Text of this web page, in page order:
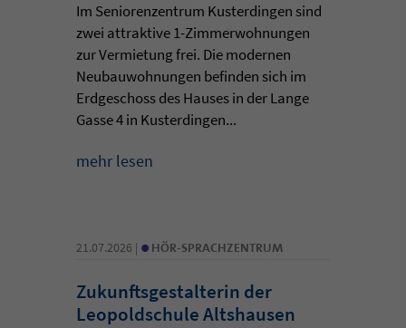
Im Seniorenzentrum Kusterdingen sind
zwei attraktive 1-Zimmerwohnungen
zur Vermietung frei. Die modernen
Neubauwohnungen befinden sich im
Erdgeschoss des Hauses in der Lange
Gasse 4 in Kusterdingen...
mehr lesen
21.07.2026 | • HÖR-SPRACHZENTRUM
Zukunftsgestalterin der
Leopoldschule Altshausen